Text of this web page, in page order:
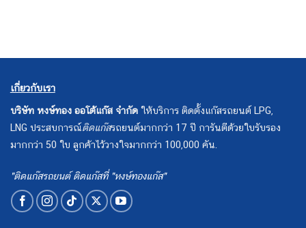
เกี่ยวกับเรา
บริษัท หงษ์ทอง ออโต้แก๊ส จำกัด ให้บริการ ติดตั้งแก๊สรถยนต์ LPG,
LNG ประสบการณ์ติดแก๊สรถยนต์มากกว่า 17 ปี การันตีด้วยใบรับรอง
มากกว่า 50 ใบ ลูกค้าไว้วางใจมากกว่า 100,000 คัน.
"ติดแก๊สรถยนต์ ติดแก๊สที่ "หงษ์ทองแก๊ส"